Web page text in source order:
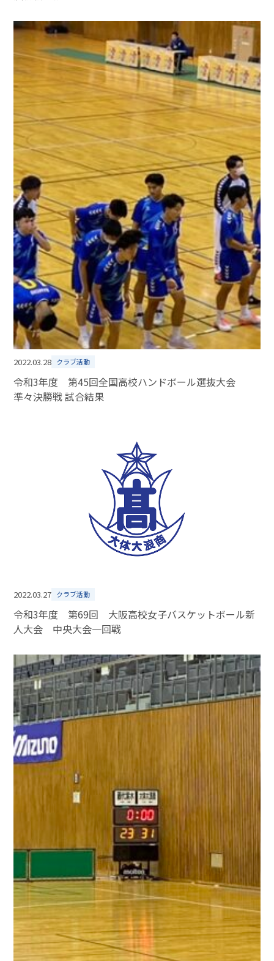
2022.03.28 クラブ活動
令和3年度 第45回全国高校ハンドボール選抜大会
準々決勝戦 試合結果
2022.03.27 クラブ活動
令和3年度 第69回 大阪高校女子バスケットボール新
人大会 中央大会一回戦